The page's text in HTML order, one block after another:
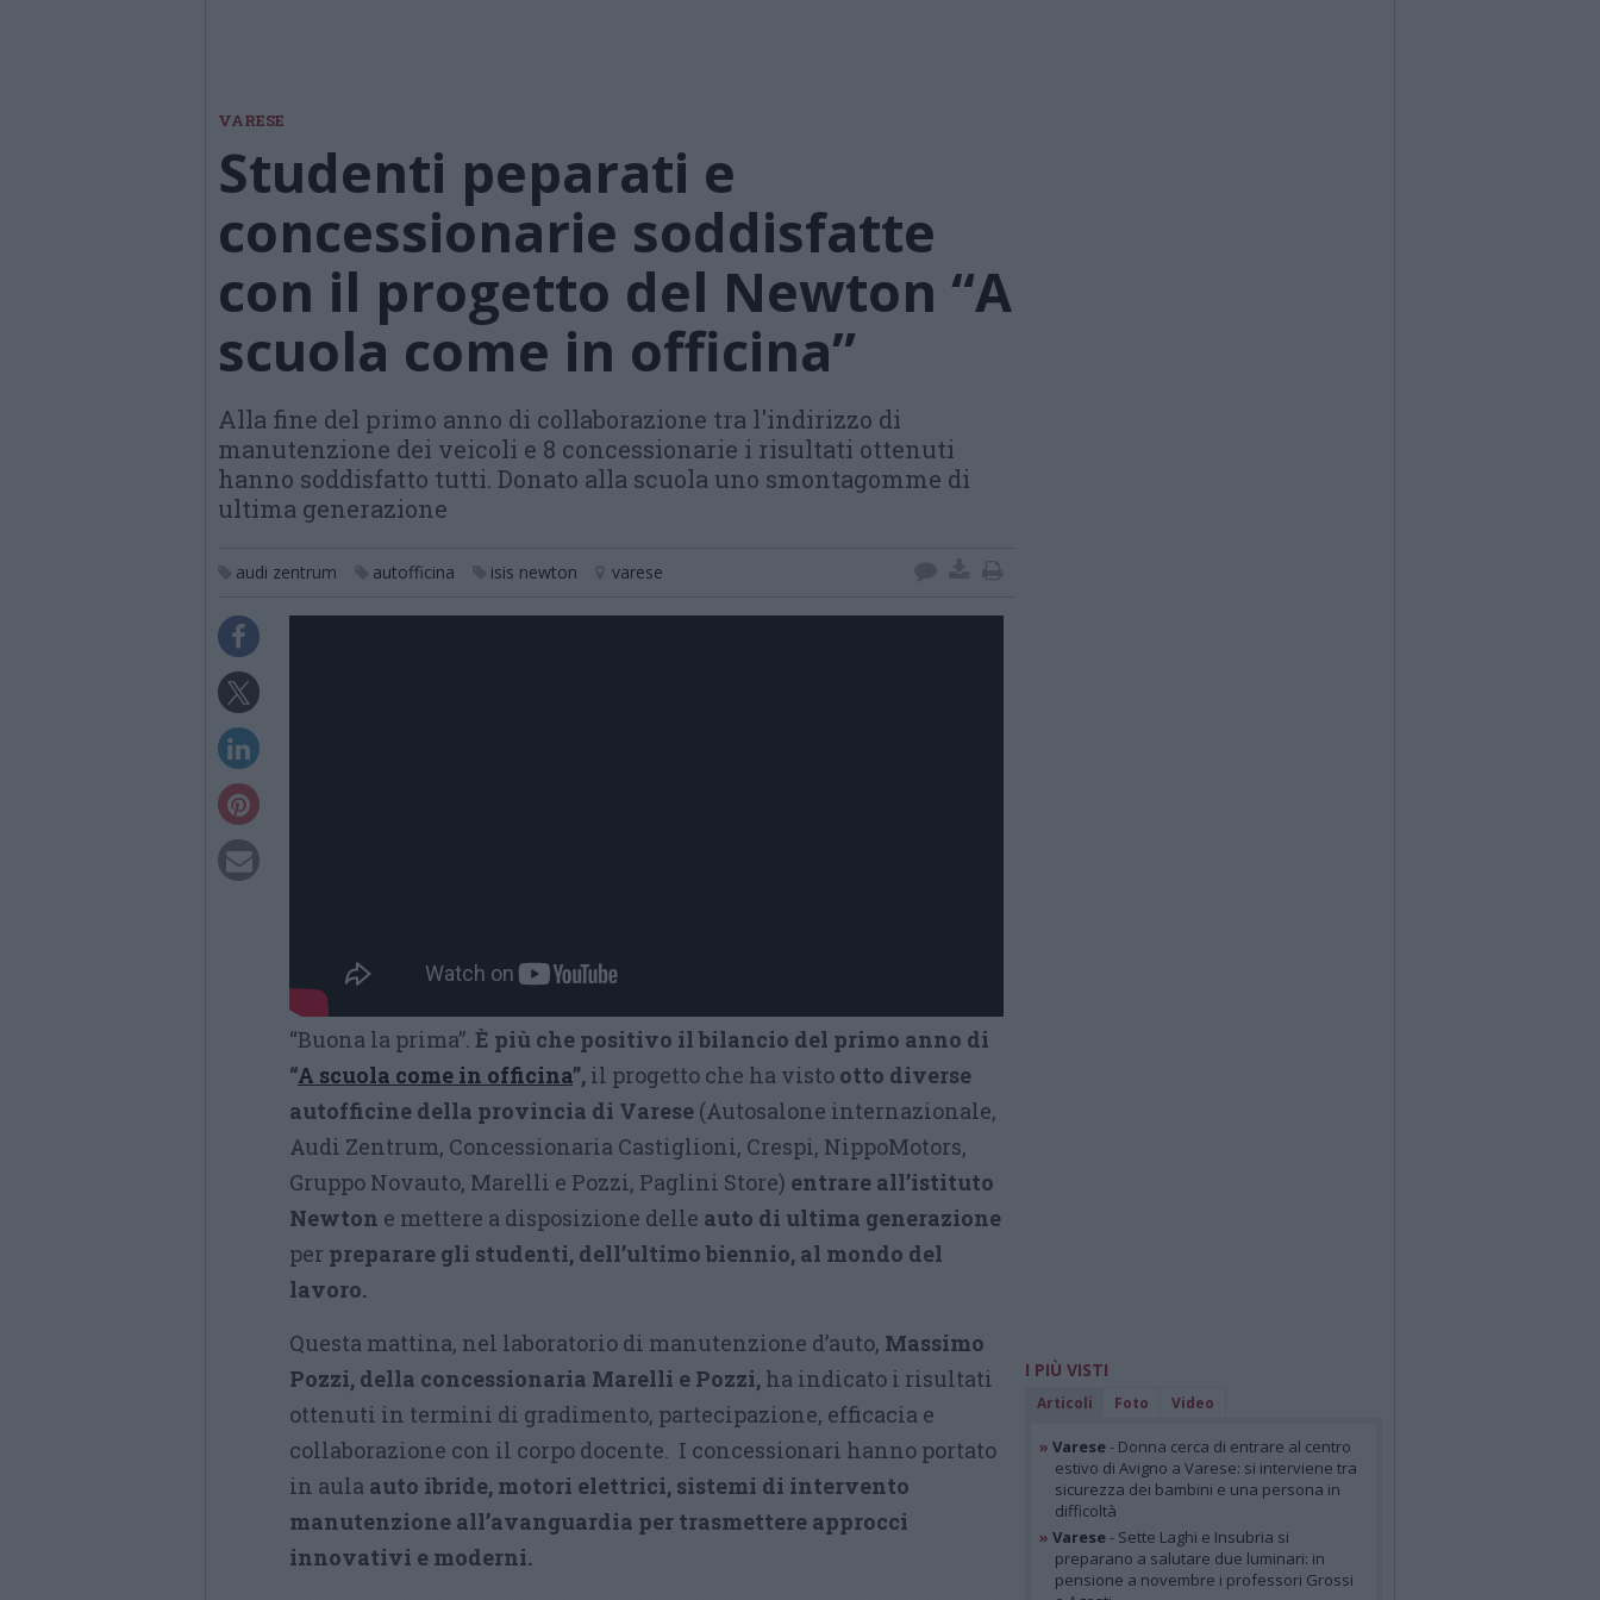
VARESE
Studenti peparati e
concessionarie soddisfatte
con il progetto del Newton “A
scuola come in officina”
Alla fine del primo anno di collaborazione tra l'indirizzo di
manutenzione dei veicoli e 8 concessionarie i risultati ottenuti
hanno soddisfatto tutti. Donato alla scuola uno smontagomme di
ultima generazione
audi zentrum autofficina isis newton varese
“Buona la prima”. È più che positivo il bilancio del primo anno di
“A scuola come in officina”, il progetto che ha visto otto diverse
autofficine della provincia di Varese (Autosalone internazionale,
Audi Zentrum, Concessionaria Castiglioni, Crespi, NippoMotors,
Gruppo Novauto, Marelli e Pozzi, Paglini Store) entrare all’istituto
Newton e mettere a disposizione delle auto di ultima generazione
per preparare gli studenti, dell’ultimo biennio, al mondo del
lavoro.
Questa mattina, nel laboratorio di manutenzione d’auto, Massimo
Pozzi, della concessionaria Marelli e Pozzi, ha indicato i risultati
ottenuti in termini di gradimento, partecipazione, efficacia e
collaborazione con il corpo docente. I concessionari hanno portato
in aula auto ibride, motori elettrici, sistemi di intervento
manutenzione all’avanguardia per trasmettere approcci
innovativi e moderni.
I PIÙ VISTI
Articoli Foto Video
» Varese- Donna cerca di entrare al centro
estivo di Avigno a Varese: si interviene tra
sicurezza dei bambini e una persona in
difficoltà
» Varese- Sette Laghi e Insubria si
preparano a salutare due luminari: in
pensione a novembre i professori Grossi